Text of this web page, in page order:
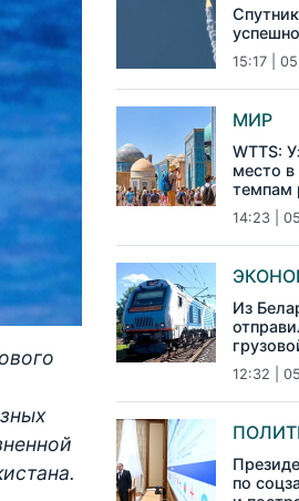
15:17 |
МИР
WTTS:
место в
темпам
14:23 |
Из
12:32 |
по